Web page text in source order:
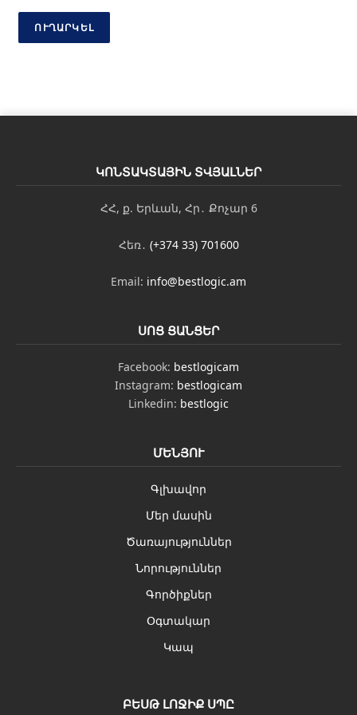
ՈՒՂԱՐԿԵԼ
ԿՈՆՏԱԿՏԱՅԻՆ ՏՎՅԱԼՆԵՐ
ՀՀ, ք. Երևան, Հր․ Քոչար 6
Հեռ․ (+374 33) 701600
Email: info@bestlogic.am
ՍՈՑ ՑԱՆՑԵՐ
Facebook: bestlogicam
Instagram: bestlogicam
Linkedin: bestlogic
ՄԵՆՅՈՒ
Գլխավոր
Մեր մասին
Ծառայություններ
Նորություններ
Գործիքներ
Օգտակար
Կապ
ԲԵՍԹ ԼՈՋԻՔ ՍՊԸ